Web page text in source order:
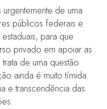
urgentemente de uma
públicos federais e
para que
privado em apoiar as
de uma questão
ainda é muito tímida
e transcendência das